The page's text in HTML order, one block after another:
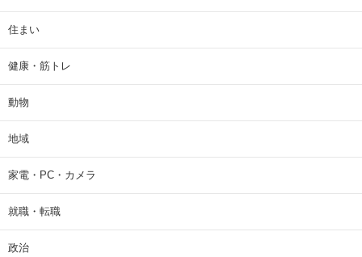
住まい
健康・筋トレ
動物
地域
家電・PC・カメラ
就職・転職
政治